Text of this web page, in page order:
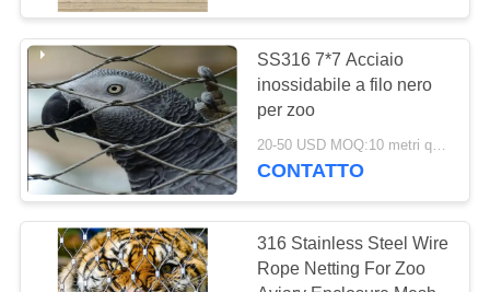
SS316 7*7 Acciaio
inossidabile a filo nero
per zoo
20-50 USD MOQ:10 metri quadrati
CONTATTO
316 Stainless Steel Wire
Rope Netting For Zoo